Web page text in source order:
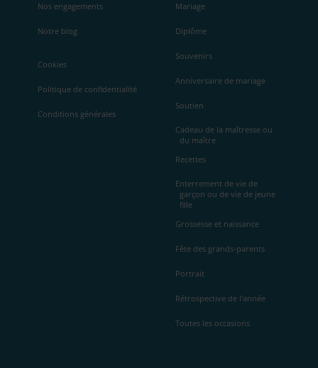
Nos engagements
Notre blog
Cookies
Politique de confidentialité
Conditions générales
Mariage
Diplôme
Souvenirs
Anniversaire de mariage
Soutien
Cadeau de la maîtresse ou
du maître
Recettes
Enterrement de vie de
garçon ou de vie de jeune
fille
Grossesse et naissance
Fête des grands-parents
Portrait
Rétrospective de l'année
Toutes les occasions